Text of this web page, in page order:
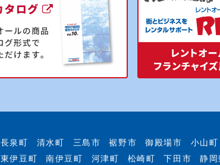
長泉町 清水町 三島市 裾野市 御殿場市 小山町
東伊豆町 南伊豆町 河津町 松崎町 下田市 静